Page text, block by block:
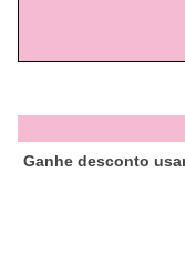
Ganhe desconto